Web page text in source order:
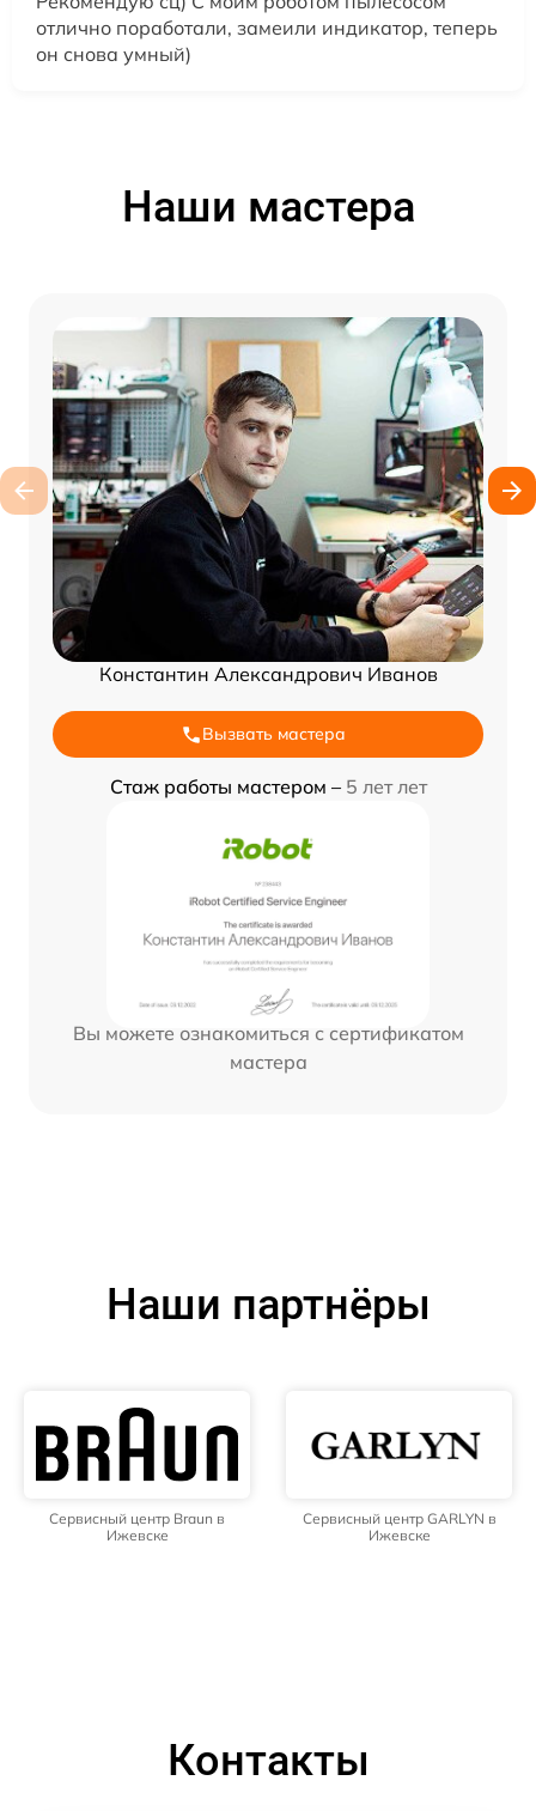
отлично поработали, замеили индикатор, теперь
он снова умный)
Наши мастера
Константин Александрович Иванов
Вызвать мастера
Стаж работы мастером – 5 лет лет
Вы можете ознакомиться с сертификатом
мастера
Наши партнёры
Сервисный центр Braun в
Ижевске
Сервисный центр GARLYN в
Ижевске
Контакты